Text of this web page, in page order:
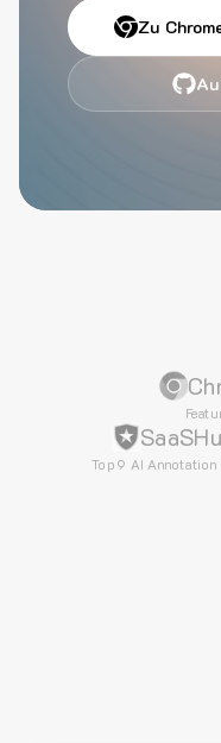
Zu
Top 9 AI Annotation